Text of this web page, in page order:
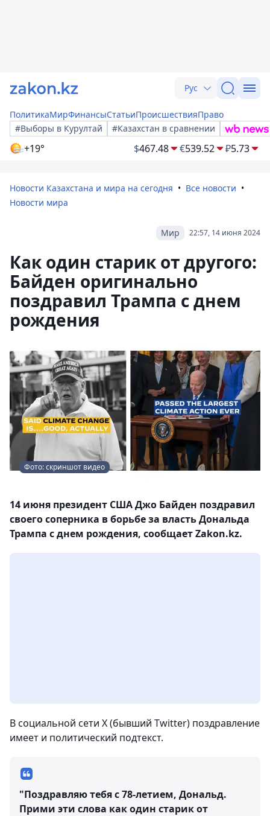
Рус
ПолитикаМирФинансыСтатьиПроисшествияПраво
#Выборы в Курултай
#Казахстан в сравнении
+19° $467.48 €539.52 ₽5.73
Новости Казахстана и мира на сегодня
Все новости
Новости мира
22:57, 14 июня 2024
Мир
Как один старик от другого:
Байден оригинально
поздравил Трампа с днем
рождения
Фото: скриншот видео
14 июня президент США Джо Байден поздравил
своего соперника в борьбе за власть Дональда
Трампа с днем рождения, сообщает Zakon.kz.
В социальной сети X (бывший Twitter) поздравление
имеет и политический подтекст.
"Поздравляю тебя с 78-летием, Дональд.
Прими эти слова как один старик от